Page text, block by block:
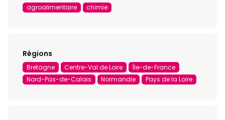
agroalimentaire chimie
Régions
Bretagne Centre-Val de Loire
Île-de-France
Nord-Pas-de-Calais
Normandie Pays de la Loire